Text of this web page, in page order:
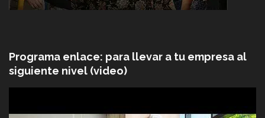
Programa enlace: para llevar a tu empresa al
siguiente nivel (video)